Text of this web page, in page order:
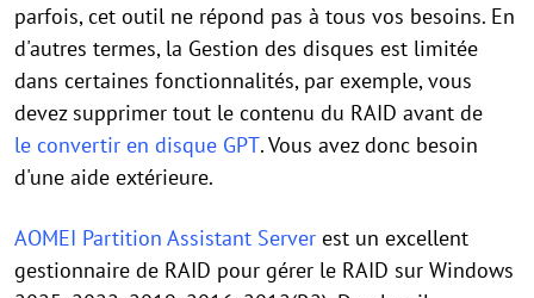
parfois, cet outil ne répond pas à tous vos besoins. En
d'autres termes, la Gestion des disques est limitée
dans certaines fonctionnalités, par exemple, vous
devez supprimer tout le contenu du RAID avant de
le convertir en disque GPT. Vous avez donc besoin
d'une aide extérieure.
AOMEI Partition Assistant Server est un excellent
gestionnaire de RAID pour gérer le RAID sur Windows